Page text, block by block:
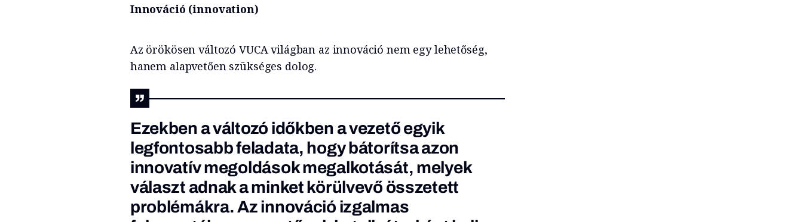
Innováció (innovation)
Az örökösen változó VUCA világban az innováció nem egy lehetőség,
hanem alapvetően szükséges dolog.
Ezekben a változó időkben a vezető egyik
legfontosabb feladata, hogy bátorítsa azon
innovatív megoldások megalkotását, melyek
választ adnak a minket körülvevő összetett
problémákra. Az innováció izgalmas